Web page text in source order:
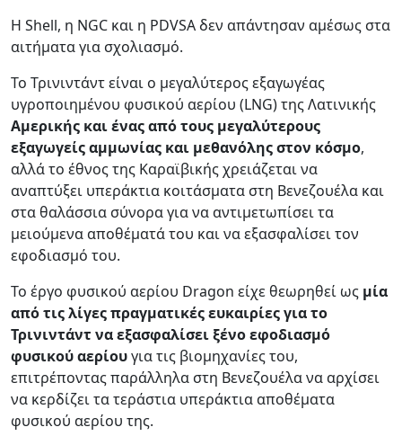
Η Shell, η NGC και η PDVSA δεν απάντησαν αμέσως στα
αιτήματα για σχολιασμό.
Το Τρινιντάντ είναι ο μεγαλύτερος εξαγωγέας
υγροποιημένου φυσικού αερίου (LNG) της Λατινικής
Αμερικής και ένας από τους μεγαλύτερους
εξαγωγείς αμμωνίας και μεθανόλης στον κόσμο,
αλλά το έθνος της Καραϊβικής χρειάζεται να
αναπτύξει υπεράκτια κοιτάσματα στη Βενεζουέλα και
στα θαλάσσια σύνορα για να αντιμετωπίσει τα
μειούμενα αποθέματά του και να εξασφαλίσει τον
εφοδιασμό του.
Το έργο φυσικού αερίου Dragon είχε θεωρηθεί ως μία
από τις λίγες πραγματικές ευκαιρίες για το
Τρινιντάντ να εξασφαλίσει ξένο εφοδιασμό
φυσικού αερίουγια τις βιομηχανίες του,
επιτρέποντας παράλληλα στη Βενεζουέλα να αρχίσει
να κερδίζει τα τεράστια υπεράκτια αποθέματα
φυσικού αερίου της.